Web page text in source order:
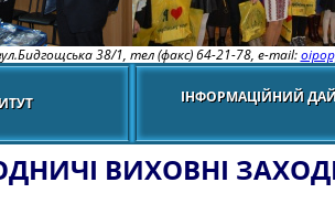
38/1, тел (факс) 64-21-78, e-mail:
ІНФОРМАЦІЙНИЙ
ВИХОВНІ